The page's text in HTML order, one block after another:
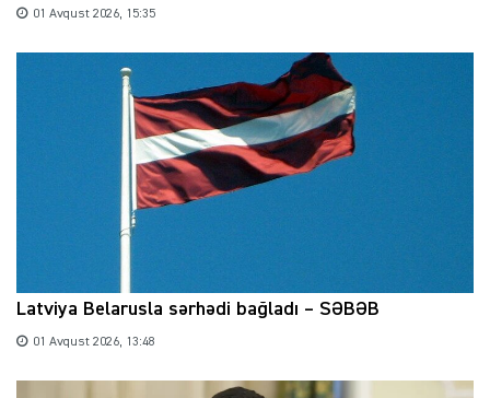
01 Avqust 2026, 15:35
Latviya Belarusla sərhədi bağladı – SƏBƏB
01 Avqust 2026, 13:48